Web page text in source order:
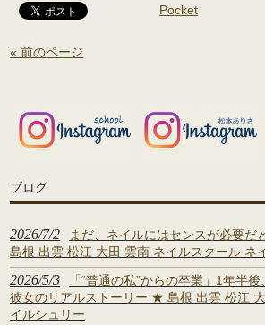
Pocket
« 前のページ
ブログ
2026/7/2
まだ、ネイルにはセンスが必要
島根 出雲 松江 大田 雲南 ネイルスクール ネ
2026/5/3
「“普通の私”からの卒業」1年半
彼女のリアルストーリー ★ 島根 出雲 松江
イルシュリー